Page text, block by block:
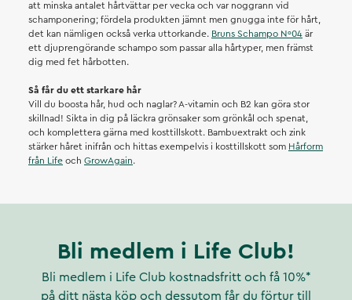
att minska antalet hårtvättar per vecka och var noggrann vid
schamponering; fördela produkten jämnt men gnugga inte för hårt,
det kan nämligen också verka uttorkande. Bruns Schampo Nº04 är
ett djuprengörande schampo som passar alla hårtyper, men främst
dig med fet hårbotten.
Så får du ett starkare hår
Vill du boosta hår, hud och naglar? A-vitamin och B2 kan göra stor
skillnad! Sikta in dig på läckra grönsaker som grönkål och spenat,
och komplettera gärna med kosttillskott. Bambuextrakt och zink
stärker håret inifrån och hittas exempelvis i kosttillskott som Hårform
från Life och GrowAgain.
Bli medlem i Life Club!
Bli medlem i Life Club kostnadsfritt och få 10%*
på ditt nästa köp och dessutom får du förtur till